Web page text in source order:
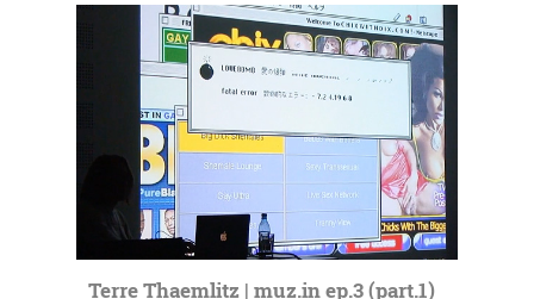
Terre Thaemlitz | muz.in ep.3 (part.1)